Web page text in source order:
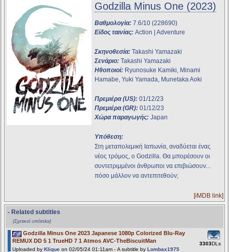
Godzilla Minus One (2023)
Βαθμολογία: 7.6/10 (228690)
Είδος ταινίας: Action | Adventure
Σκηνοθεσία: Takashi Yamazaki
Σενάριο: Takashi Yamazaki
Ηθοποιοί: Ryunosuke Kamiki, Minami
Hamabe, Yuki Yamada, Munetaka Aoki
Πρεμιέρα (US): 01/12/23
Πρεμιέρα (GR): 01/12/23
Χώρα παραγωγής: Japan
Υπόθεση:
Στη μεταπολεμική Ιαπωνία, αναδύεται ένας
νέος τρόμος, ο Godzilla. Θα μπορέσουν οι
συντετριμμένοι άνθρωποι να επιβιώσουν...
πόσο μάλλον να αντεπιτεθούν;
[iMDB link]
- Related subtitles
(Σχετικοί υπότιτλοι)
Godzilla Minus One 2023 Japanese 1080p Colorized Blu-Ray
REMUX DD 5 1 TrueHD 7 1 Atmos AVC-TheBiscuitMan
Uploaded by Klique on 02/05/24 01:11am - A subtitle by Lombax1975
3303DLs